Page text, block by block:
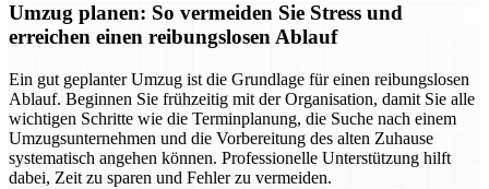
Umzug planen: So vermeiden Sie Stress und
erreichen einen reibungslosen Ablauf
Ein gut geplanter Umzug ist die Grundlage für einen reibungslosen
Ablauf. Beginnen Sie frühzeitig mit der Organisation, damit Sie alle
wichtigen Schritte wie die Terminplanung, die Suche nach einem
Umzugsunternehmen und die Vorbereitung des alten Zuhause
systematisch angehen können. Professionelle Unterstützung hilft
dabei, Zeit zu sparen und Fehler zu vermeiden.